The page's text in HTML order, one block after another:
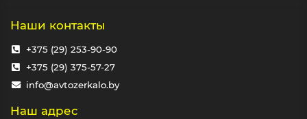
Наши контакты
+375 (29) 253-90-90
+375 (29) 375-57-27
info@avtozerkalo.by
Наш адрес